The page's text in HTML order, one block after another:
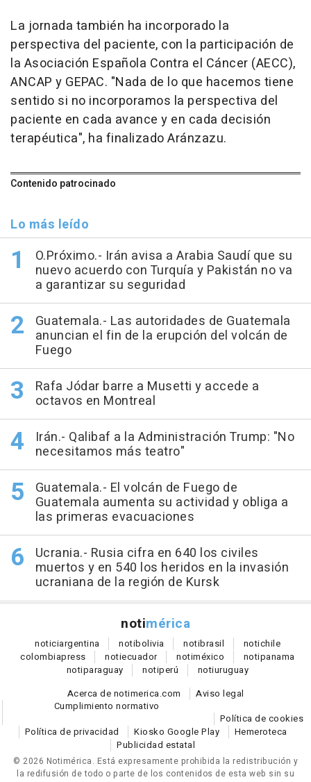
La jornada también ha incorporado la
perspectiva del paciente, con la participación de
la Asociación Española Contra el Cáncer (AECC),
ANCAP y GEPAC. "Nada de lo que hacemos tiene
sentido si no incorporamos la perspectiva del
paciente en cada avance y en cada decisión
terapéutica", ha finalizado Aránzazu.
Contenido patrocinado
Lo más leído
O.Próximo.- Irán avisa a Arabia Saudí que su
nuevo acuerdo con Turquía y Pakistán no va
a garantizar su seguridad
Guatemala.- Las autoridades de Guatemala
anuncian el fin de la erupción del volcán de
Fuego
Rafa Jódar barre a Musetti y accede a
octavos en Montreal
Irán.- Qalibaf a la Administración Trump: "No
necesitamos más teatro"
Guatemala.- El volcán de Fuego de
Guatemala aumenta su actividad y obliga a
las primeras evacuaciones
Ucrania.- Rusia cifra en 640 los civiles
muertos y en 540 los heridos en la invasión
ucraniana de la región de Kursk
notimérica
noticiargentina notibolivia notibrasil notichile
colombiapress notiecuador notiméxico notipanama
notiparaguay notiperú notiuruguay
Acerca de notimerica.com
Aviso legal
Cumplimiento normativo
Política de cookies
Política de privacidad
Kiosko Google Play
Hemeroteca
Publicidad estatal
© 2026 Notimérica. Está expresamente prohibida la redistribución y
la redifusión de todo o parte de los contenidos de esta web sin su